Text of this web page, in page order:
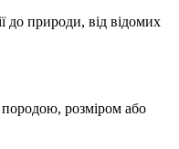
до природи, від відомих
породою, розміром або